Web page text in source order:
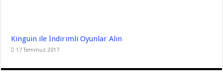
Kinguin ile İndirimli Oyunlar Alın
17 Temmuz 2017